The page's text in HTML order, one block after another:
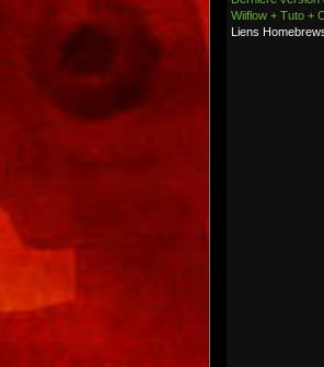
Wiiflow + Tuto +
Liens